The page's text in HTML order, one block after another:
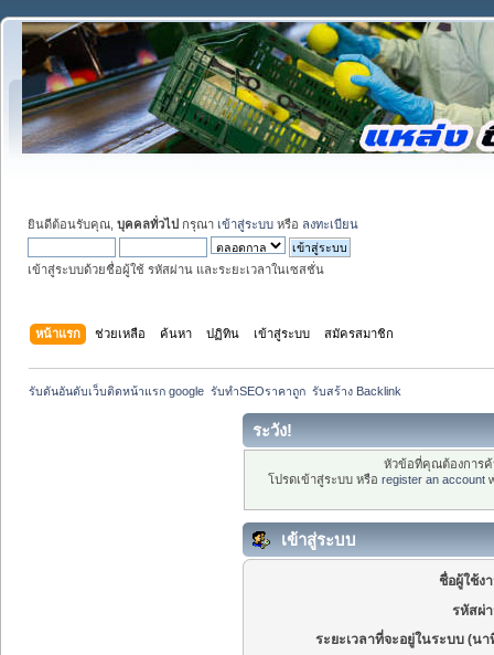
ยินดีต้อนรับคุณ, บุคคลทั่วไป กรุณา เข้าสู่ระบบ หรือ ลงทะเบียน
เข้าสู่ระบบด้วยชื่อผู้ใช้ รหัสผ่าน และระยะเวลาในเซสชั่น
หน้าแรก ช่วยเหลือ ค้นหา ปฏิทิน เข้าสู่ระบบ สมัครสมาชิก
รับดันอันดับเว็บติดหน้าแรก google  รับทำSEOราคาถูก  รับสร้าง Backlink
ระวัง!
หัวข้อที่คุณต้องการ
โปรดเข้าสู่ระบบ หรือ register an account
เข้าสู่ระบบ
ชื่อผู้ใช้ง
รหัสผ่
ระยะเวลาที่จะอยู่ในระบบ (นา